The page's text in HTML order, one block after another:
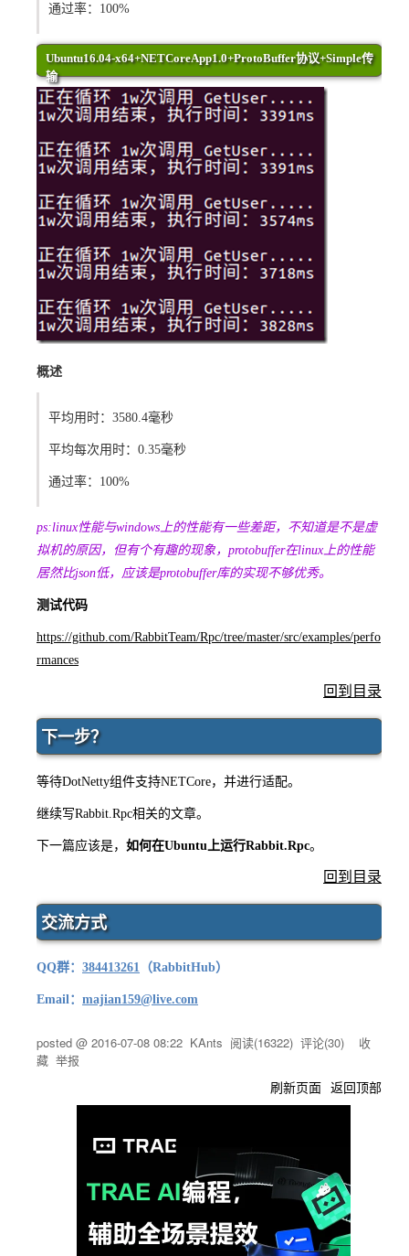
通过率：100%
Ubuntu16.04-x64+NETCoreApp1.0+ProtoBuffer协议+Simple传
输
概述
平均用时：3580.4毫秒
平均每次用时：0.35毫秒
通过率：100%
ps:linux性能与windows上的性能有一些差距，不知道是不是虚
拟机的原因，但有个有趣的现象，protobuffer在linux上的性能
居然比json低，应该是protobuffer库的实现不够优秀。
测试代码
https://github.com/RabbitTeam/Rpc/tree/master/src/examples/perfo
rmances
回到目录
下一步？
等待DotNetty组件支持NETCore，并进行适配。
继续写Rabbit.Rpc相关的文章。
下一篇应该是， 如何在Ubuntu上运行Rabbit.Rpc。
回到目录
交流方式
QQ群： 384413261 （RabbitHub）
Email： majian159@live.com
posted @ 2016-07-08 08:22 KAnts 阅读(16322) 评论(30) 收
藏 举报
刷新页面 返回顶部